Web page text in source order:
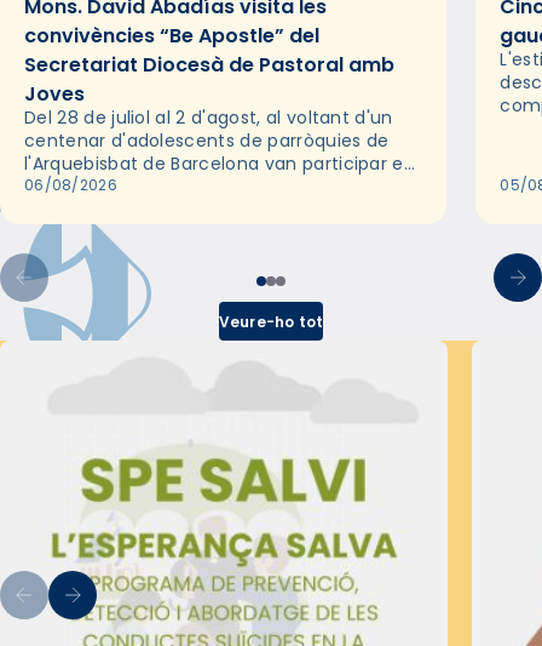
Mons. David Abadías visita les
convivències “Be Apostle” del
Secretariat Diocesà de Pastoral amb
Joves
Del 28 de juliol al 2 d'agost, al voltant d'un
centenar d'adolescents de parròquies de
l'Arquebisbat de Barcelona van participar en
les convivències Be Apostle, organitzades
06/08/2026 05/
Veure-ho tot